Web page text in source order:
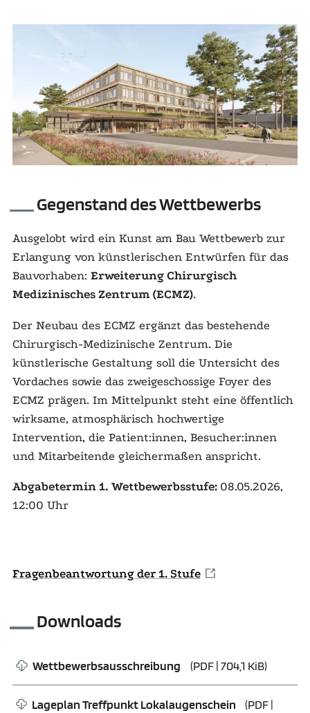
Gegenstand des Wettbewerbs
Ausgelobt wird ein Kunst am Bau Wettbewerb zur
Erlangung von künstlerischen Entwürfen für das
Bauvorhaben: Erweiterung Chirurgisch
Medizinisches Zentrum (ECMZ).
Der Neubau des ECMZ ergänzt das bestehende
Chirurgisch-Medizinische Zentrum. Die
künstlerische Gestaltung soll die Untersicht des
Vordaches sowie das zweigeschossige Foyer des
ECMZ prägen. Im Mittelpunkt steht eine öffentlich
wirksame, atmosphärisch hochwertige
Intervention, die Patient:innen, Besucher:innen
und Mitarbeitende gleichermaßen anspricht.
Abgabetermin 1. Wettbewerbsstufe: 08.05.2026,
12:00 Uhr
Fragenbeantwortung der 1. Stufe
Downloads
Wettbewerbsausschreibung (PDF| 704,1 KiB)
Lageplan Treffpunkt Lokalaugenschein (PDF|